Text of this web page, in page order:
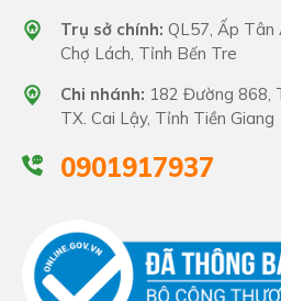
khoai, mì,...
+ Bón 3 lần/vụ giai đoạn sau
trồng, tăng sinh khối
Trụ sở chính: QL57, Ấp Tân
Chợ Lách, Tỉnh Bến Tre
Chi nhánh: 182 Đường 868,
TX. Cai Lậy, Tỉnh Tiền Giang
0901917937